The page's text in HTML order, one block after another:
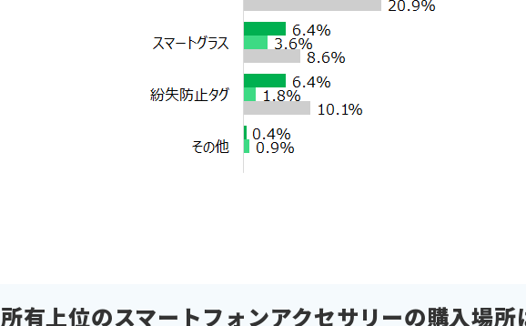
所有上位のスマートフォンアクセサリーの購入場